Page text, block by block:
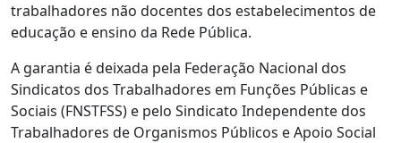
trabalhadores não docentes dos estabelecimentos de
educação e ensino da Rede Pública.
A garantia é deixada pela Federação Nacional dos
Sindicatos dos Trabalhadores em Funções Públicas e
Sociais (FNSTFSS) e pelo Sindicato Independente dos
Trabalhadores de Organismos Públicos e Apoio Social